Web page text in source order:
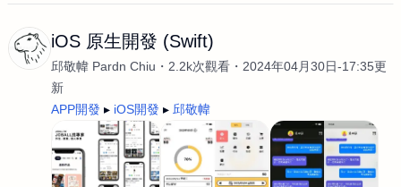
iOS 原生開發 (Swift)
邱敬幃 Pardn Chiu 2.2k次觀看
2024年04月30日-17:35更
新
APP開發
iOS開發 邱敬幃